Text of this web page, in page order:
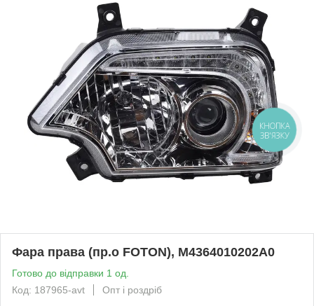
Фара права (пр.о FOTON), M4364010202A0
Готово до відправки 1 од.
Код: 187965-avt
Опт і роздріб
КНОПКА
ЗВ'ЯЗКУ